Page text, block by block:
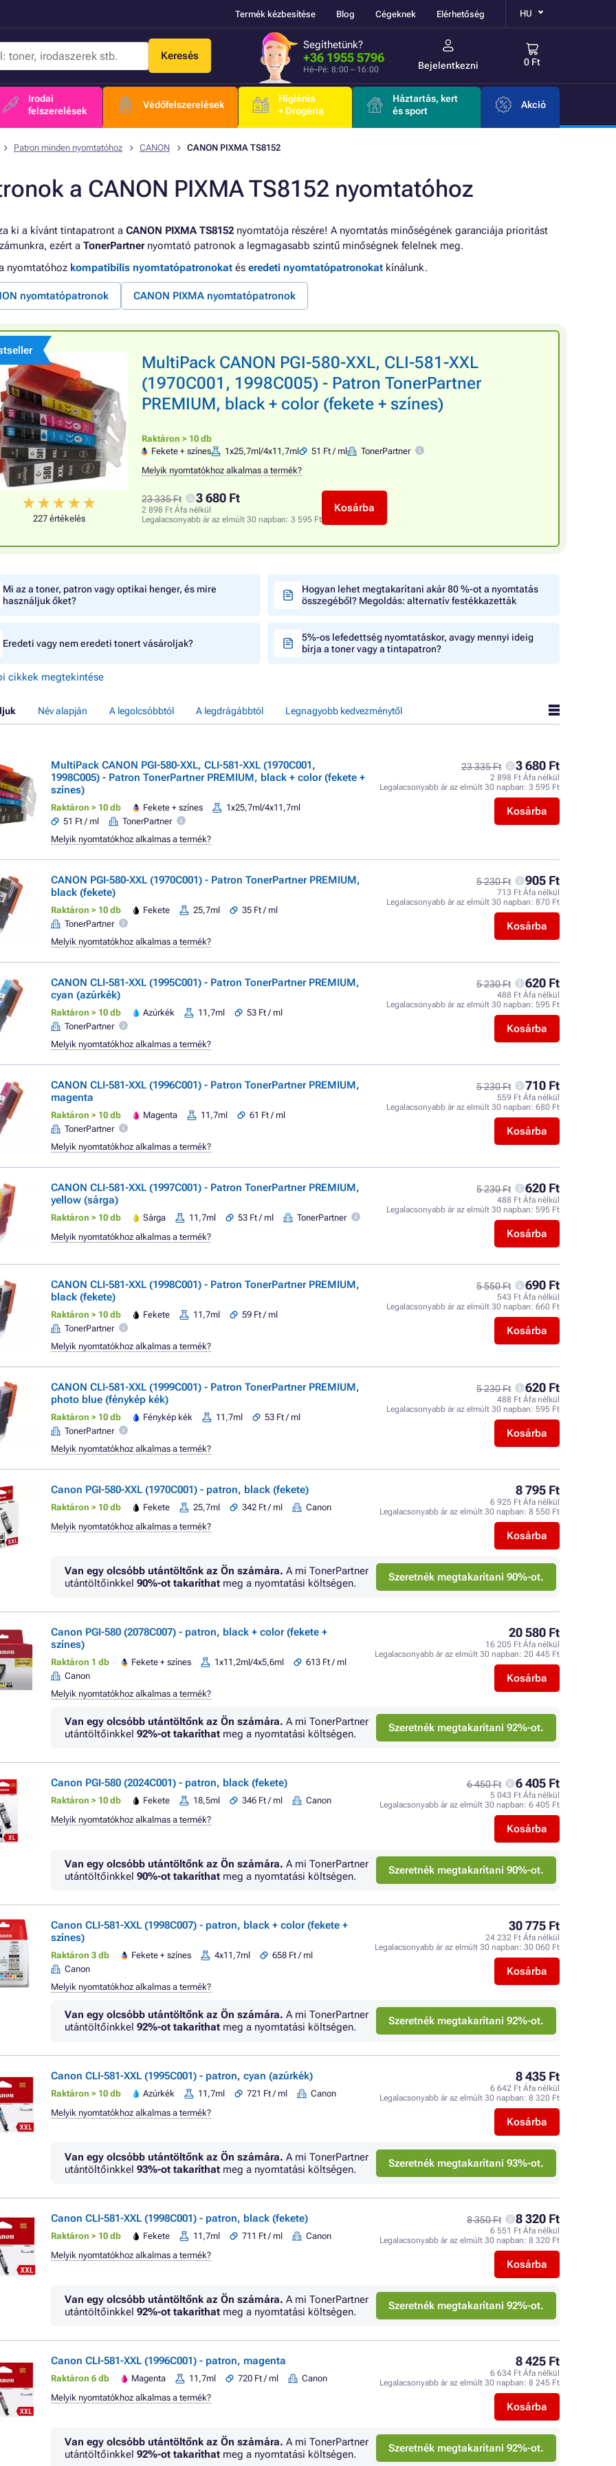
Termék kézbesítése Blog Cégeknek Elérhetőség HU
Keresés
Segíthetünk?
+36 1955 5796
Hé–Pé: 8:00 – 16:00 Bejelentkezni 0 Ft
Irodai
felszerelések
Védőfelszerelések
Higiénia
+ Drogéria
Háztartás, kert
és sport
Akció
Patron minden nyomtatóhoz CANON CANON PIXMA TS8152
a CANON PIXMA TS8152 nyomtatóhoz
ki a kívánt tintapatront a CANON PIXMA TS8152 nyomtatója részére! A nyomtatás minőségének garanciája prioritást
ezért a TonerPartnernyomtató patronok a legmagasabb szintű minőségnek felelnek meg.
nyomtatóhoz kompatibilis nyomtatópatronokat és eredeti nyomtatópatronokat kínálunk.
nyomtatópatronok CANON PIXMA nyomtatópatronok
227 értékelés
MultiPack CANON PGI-580-XXL, CLI-581-XXL
(1970C001, 1998C005) - Patron TonerPartner
PREMIUM, black + color (fekete + színes)
Raktáron > 10 db
Fekete + színes
1x25,7ml/4x11,7ml 51 Ft / ml
TonerPartner
Melyik nyomtatókhoz alkalmas a termék?
23 335 Ft 3 680 Ft
2 898 Ft Áfa nélkül
Legalacsonyabb ár az elmúlt 30 napban: 3 595 Ft
Kosárba
Mi az a toner, patron vagy optikai henger, és mire
használjuk őket?
Hogyan lehet megtakarítani akár 80 %-ot a nyomtatás
összegéből? Megoldás: alternatív festékkazetták
Eredeti vagy nem eredeti tonert vásároljak?
5%-os lefedettség nyomtatáskor, avagy mennyi ideig
bírja a toner vagy a tintapatron?
cikkek megtekintése
Név alapján A legolcsóbbtól A legdrágábbtól Legnagyobb kedvezménytől
MultiPack CANON PGI-580-XXL, CLI-581-XXL (1970C001,
1998C005) - Patron TonerPartner PREMIUM, black + color (fekete +
színes)
Raktáron > 10 db Fekete + színes
1x25,7ml/4x11,7ml
51 Ft / ml
TonerPartner
23 335 Ft 3 680 Ft
2 898 Ft Áfa nélkül
Legalacsonyabb ár az elmúlt 30 napban: 3 595 Ft
Kosárba
Melyik nyomtatókhoz alkalmas a termék?
CANON PGI-580-XXL (1970C001) - Patron TonerPartner PREMIUM,
black (fekete)
Raktáron > 10 db Fekete 25,7ml
35 Ft / ml
TonerPartner
5 230 Ft 905 Ft
713 Ft Áfa nélkül
Legalacsonyabb ár az elmúlt 30 napban: 870 Ft
Kosárba
Melyik nyomtatókhoz alkalmas a termék?
CANON CLI-581-XXL (1995C001) - Patron TonerPartner PREMIUM,
cyan (azúrkék)
Raktáron > 10 db Azúrkék 11,7ml
53 Ft / ml
TonerPartner
5 230 Ft 620 Ft
488 Ft Áfa nélkül
Legalacsonyabb ár az elmúlt 30 napban: 595 Ft
Kosárba
Melyik nyomtatókhoz alkalmas a termék?
CANON CLI-581-XXL (1996C001) - Patron TonerPartner PREMIUM,
magenta
Raktáron > 10 db Magenta 11,7ml
61 Ft / ml
TonerPartner
5 230 Ft 710 Ft
559 Ft Áfa nélkül
Legalacsonyabb ár az elmúlt 30 napban: 680 Ft
Kosárba
Melyik nyomtatókhoz alkalmas a termék?
CANON CLI-581-XXL (1997C001) - Patron TonerPartner PREMIUM,
yellow (sárga)
Raktáron > 10 db Sárga 11,7ml 53 Ft / ml TonerPartner
5 230 Ft 620 Ft
488 Ft Áfa nélkül
Legalacsonyabb ár az elmúlt 30 napban: 595 Ft
Kosárba
Melyik nyomtatókhoz alkalmas a termék?
CANON CLI-581-XXL (1998C001) - Patron TonerPartner PREMIUM,
black (fekete)
Raktáron > 10 db Fekete 11,7ml
59 Ft / ml
TonerPartner
5 550 Ft 690 Ft
543 Ft Áfa nélkül
Legalacsonyabb ár az elmúlt 30 napban: 660 Ft
Kosárba
Melyik nyomtatókhoz alkalmas a termék?
CANON CLI-581-XXL (1999C001) - Patron TonerPartner PREMIUM,
photo blue (fénykép kék)
Raktáron > 10 db Fénykép kék 11,7ml
53 Ft / ml
TonerPartner
5 230 Ft 620 Ft
488 Ft Áfa nélkül
Legalacsonyabb ár az elmúlt 30 napban: 595 Ft
Kosárba
Melyik nyomtatókhoz alkalmas a termék?
Canon PGI-580-XXL (1970C001) - patron, black (fekete)
Raktáron > 10 db Fekete 25,7ml 342 Ft / ml Canon
8 795 Ft
6 925 Ft Áfa nélkül
Legalacsonyabb ár az elmúlt 30 napban: 8 550 Ft
Kosárba
Melyik nyomtatókhoz alkalmas a termék?
Van egy olcsóbb utántöltőnk az Ön számára. A mi TonerPartner
utántöltőinkkel 90%-ot takaríthat meg a nyomtatási költségen. Szeretnék megtakarítani 90%-ot.
Canon PGI-580 (2078C007) - patron, black + color (fekete +
színes)
Raktáron 1 db Fekete + színes 1x11,2ml/4x5,6ml
613 Ft / ml
Canon
20 580 Ft
16 205 Ft Áfa nélkül
Legalacsonyabb ár az elmúlt 30 napban: 20 445 Ft
Kosárba
Melyik nyomtatókhoz alkalmas a termék?
Van egy olcsóbb utántöltőnk az Ön számára. A mi TonerPartner
utántöltőinkkel 92%-ot takaríthat meg a nyomtatási költségen. Szeretnék megtakarítani 92%-ot.
Canon PGI-580 (2024C001) - patron, black (fekete)
Raktáron > 10 db Fekete 18,5ml 346 Ft / ml Canon
6 450 Ft 6 405 Ft
5 043 Ft Áfa nélkül
Legalacsonyabb ár az elmúlt 30 napban: 6 405 Ft
Kosárba
Melyik nyomtatókhoz alkalmas a termék?
Van egy olcsóbb utántöltőnk az Ön számára. A mi TonerPartner
utántöltőinkkel 90%-ot takaríthat meg a nyomtatási költségen. Szeretnék megtakarítani 90%-ot.
Canon CLI-581-XXL (1998C007) - patron, black + color (fekete +
színes)
Raktáron 3 db Fekete + színes 4x11,7ml
658 Ft / ml
Canon
30 775 Ft
24 232 Ft Áfa nélkül
Legalacsonyabb ár az elmúlt 30 napban: 30 060 Ft
Kosárba
Melyik nyomtatókhoz alkalmas a termék?
Van egy olcsóbb utántöltőnk az Ön számára. A mi TonerPartner
utántöltőinkkel 92%-ot takaríthat meg a nyomtatási költségen. Szeretnék megtakarítani 92%-ot.
Canon CLI-581-XXL (1995C001) - patron, cyan (azúrkék)
Raktáron > 10 db Azúrkék 11,7ml 721 Ft / ml Canon
8 435 Ft
6 642 Ft Áfa nélkül
Legalacsonyabb ár az elmúlt 30 napban: 8 320 Ft
Kosárba
Melyik nyomtatókhoz alkalmas a termék?
Van egy olcsóbb utántöltőnk az Ön számára. A mi TonerPartner
utántöltőinkkel 93%-ot takaríthat meg a nyomtatási költségen. Szeretnék megtakarítani 93%-ot.
Canon CLI-581-XXL (1998C001) - patron, black (fekete)
Raktáron > 10 db Fekete 11,7ml 711 Ft / ml Canon
8 350 Ft 8 320 Ft
6 551 Ft Áfa nélkül
Legalacsonyabb ár az elmúlt 30 napban: 8 320 Ft
Kosárba
Melyik nyomtatókhoz alkalmas a termék?
Van egy olcsóbb utántöltőnk az Ön számára. A mi TonerPartner
utántöltőinkkel 92%-ot takaríthat meg a nyomtatási költségen. Szeretnék megtakarítani 92%-ot.
Canon CLI-581-XXL (1996C001) - patron, magenta
Raktáron 6 db Magenta 11,7ml 720 Ft / ml Canon
8 425 Ft
6 634 Ft Áfa nélkül
Legalacsonyabb ár az elmúlt 30 napban: 8 245 Ft
Kosárba
Melyik nyomtatókhoz alkalmas a termék?
Van egy olcsóbb utántöltőnk az Ön számára. A mi TonerPartner
utántöltőinkkel 92%-ot takaríthat meg a nyomtatási költségen. Szeretnék megtakarítani 92%-ot.